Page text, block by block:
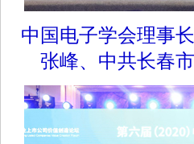
中国电子学会理事
张峰、中共长春